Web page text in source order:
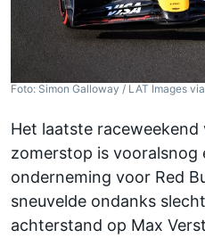
Foto: Simon Galloway / LAT Images
Het laatste raceweekend
zomerstop is vooralsnog
onderneming voor Red
sneuvelde ondanks
achterstand op Max